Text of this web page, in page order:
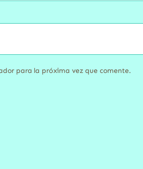
para la próxima vez que comente.